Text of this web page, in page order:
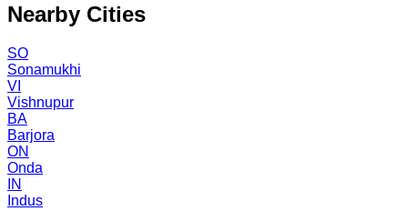
Nearby Cities
SO
Sonamukhi
VI
Vishnupur
BA
Barjora
ON
Onda
IN
Indus